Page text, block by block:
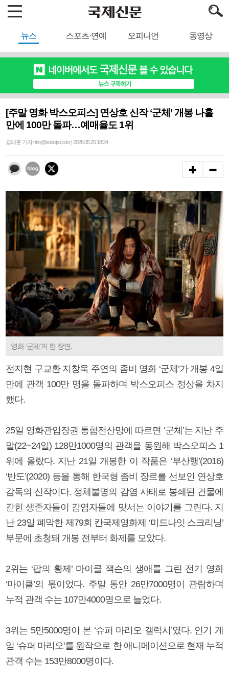
뉴스 스포츠·연예 오피니언 동영상
[주말 영화 박스오피스] 연상호 신작 ‘군체’ 개봉 나흘
만에 100만 돌파…예매율도 1위
김태훈 기자 hiro@kookje.co.kr | 2026.05.25 18:34
영화 ‘군체’의 한 장면.
전지현 구교환 지창욱 주연의 좀비 영화 ‘군체’가 개봉 4일
만에 관객 100만 명을 돌파하며 박스오피스 정상을 차지
했다.
25일 영화관입장권 통합전산망에 따르면 ‘군체’는 지난 주
말(22~24일) 128만1000명의 관객을 동원해 박스오피스 1
위에 올랐다. 지난 21일 개봉한 이 작품은 ‘부산행’(2016)
‘반도’(2020) 등을 통해 한국형 좀비 장르를 선보인 연상호
감독의 신작이다. 정체불명의 감염 사태로 봉쇄된 건물에
갇힌 생존자들이 감염자들에 맞서는 이야기를 그린다. 지
난 23일 폐막한 제79회 칸국제영화제 ‘미드나잇 스크리닝’
부문에 초청돼 개봉 전부터 화제를 모았다.
2위는 ‘팝의 황제’ 마이클 잭슨의 생애를 그린 전기 영화
‘마이클’의 몫이었다. 주말 동안 26만7000명이 관람하며
누적 관객 수는 107만4000명으로 늘었다.
3위는 5만5000명이 본 ‘슈퍼 마리오 갤럭시’였다. 인기 게
임 ‘슈퍼 마리오’를 원작으로 한 애니메이션으로 현재 누적
관객 수는 153만8000명이다.